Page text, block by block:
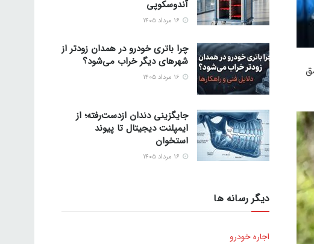
آندوسکوپی
چرا باتری خودرو در همدان زودتر از
شهرهای دیگر خراب می‌شود؟
جایگزینی دندان ازدست‌رفته؛ از
ایمپلنت دیجیتال تا پیوند
استخوان
دیگر رسانه ها
اجاره خودرو